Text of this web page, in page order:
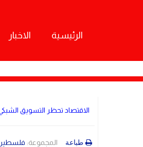
الرئيسية الاخبار
الاقتصاد تحظر التسويق
المجموعة: طباعة